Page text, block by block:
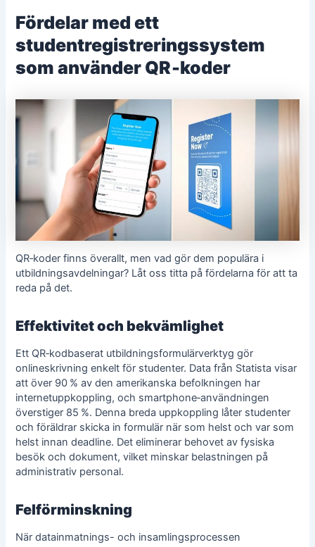
Fördelar med ett
studentregistreringssystem
som använder QR‑koder
QR‑koder finns överallt, men vad gör dem populära i
utbildningsavdelningar? Låt oss titta på fördelarna för att ta
reda på det.
Effektivitet och bekvämlighet
Ett QR‑kodbaserat utbildningsformulärverktyg gör
onlineskrivning enkelt för studenter. Data från Statista visar
att över 90 % av den amerikanska befolkningen har
internetuppkoppling, och smartphone‑användningen
överstiger 85 %. Denna breda uppkoppling låter studenter
och föräldrar skicka in formulär när som helst och var som
helst innan deadline. Det eliminerar behovet av fysiska
besök och dokument, vilket minskar belastningen på
administrativ personal.
Felförminskning
När datainmatnings- och insamlingsprocessen